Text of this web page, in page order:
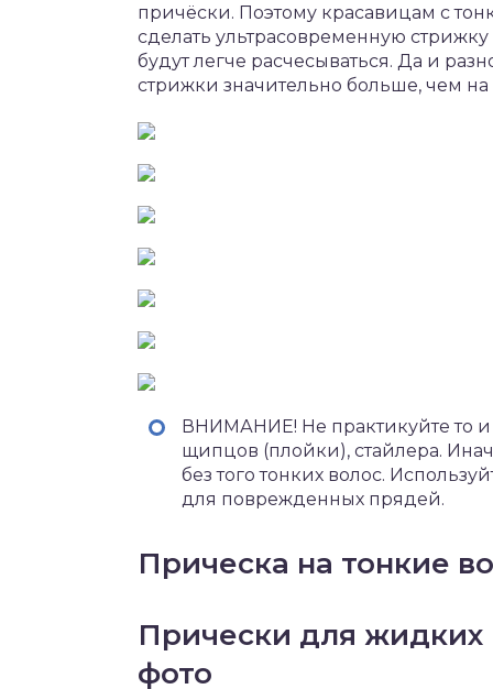
причёски. Поэтому красавицам с
сделать ультрасовременную
будут легче расчесываться. Да и
стрижки значительно больше, чем
ВНИМАНИЕ! Не практикуйте то
щипцов (плойки), стайлера.
без того тонких волос.
для поврежденных прядей.
Прическа на тонкие
Прически для
фото